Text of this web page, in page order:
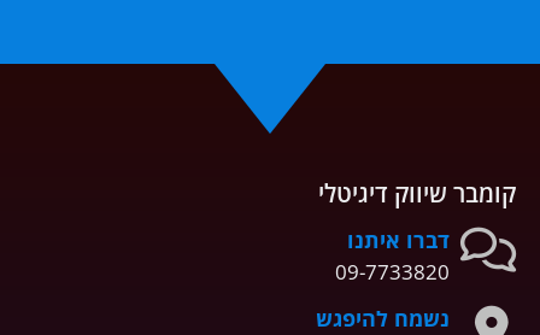
קומבר שיווק דיגיטלי
דברו איתנו
09-7733820
נשמח להיפגש